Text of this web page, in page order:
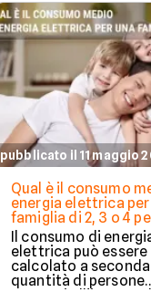
pubblicato il 11 maggio
Qual è il consumo
energia elettrica per
famiglia di 2, 3 o 4
Il consumo di
elettrica può essere
calcolato a
quantità di persone